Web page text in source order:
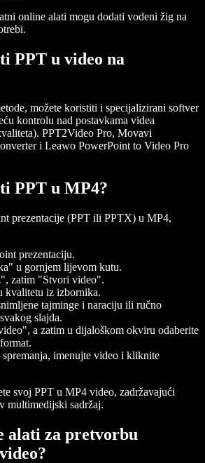
online alati mogu dodati vodeni žig na
PPT u video na
možete koristiti i specijalizirani softver
kontrolu nad postavkama videa
PPT2Video Pro, Movavi
i Leawo PowerPoint to Video Pro
PPT u MP4?
prezentacije (PPT ili PPTX) u MP4,
prezentaciju.
u gornjem lijevom kutu.
zatim "Stvori video".
kvalitetu iz izbornika.
tajminge i naraciju ili ručno
slajda.
a zatim u dijaloškom okviru odaberite
spremanja, imenujte video i kliknite
svoj PPT u MP4 video, zadržavajući
multimedijski sadržaj.
alati za pretvorbu